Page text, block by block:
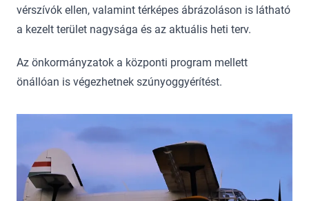
vérszívók ellen, valamint térképes ábrázoláson is látható
a kezelt terület nagysága és az aktuális heti terv.
Az önkormányzatok a központi program mellett
önállóan is végezhetnek szúnyoggyérítést.